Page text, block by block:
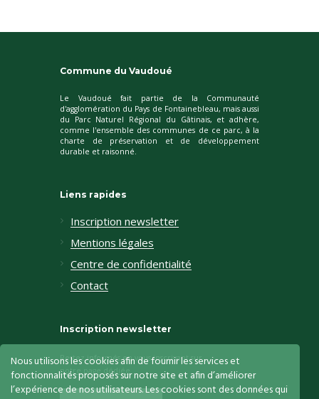
Commune du Vaudoué
Le Vaudoué fait partie de la Communauté
d'agglomération du Pays de Fontainebleau, mais aussi
du Parc Naturel Régional du Gâtinais, et adhère,
comme l'ensemble des communes de ce parc, à la
charte de préservation et de développement
durable et raisonné.
Liens rapides
Inscription newsletter
Mentions légales
Centre de confidentialité
Contact
Inscription newsletter
Restez informés en vous inscrivant sur
notre page dédiée
Nous utilisons les cookies afin de fournir les services et
fonctionnalités proposés sur notre site et afin d’améliorer
l’expérience de nos utilisateurs. Les cookies sont des données qui